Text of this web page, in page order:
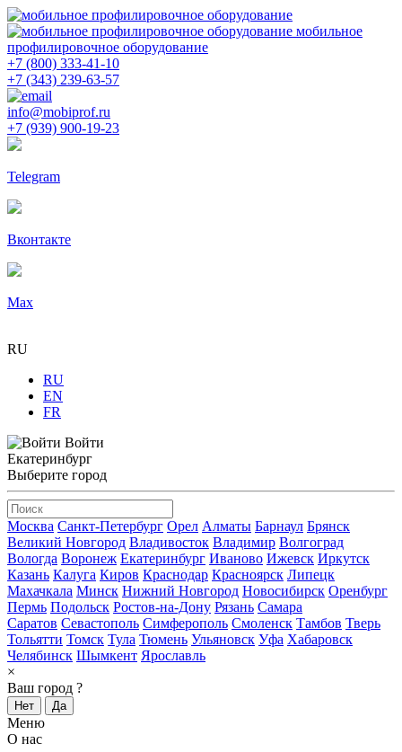
мобильное
профилировочное оборудование
+7 (800) 333-41-10
+7 (343) 239-63-57
info@mobiprof.ru
+7 (939) 900-19-23
Telegram
Вконтакте
Max
RU
RU
EN
FR
Войти
Екатеринбург
Выберите город
Москва Санкт-Петербург Орел Алматы Барнаул Брянск
Великий Новгород Владивосток Владимир Волгоград
Вологда Воронеж Екатеринбург Иваново Ижевск Иркутск
Казань Калуга Киров Краснодар Красноярск Липецк
Махачкала Минск Нижний Новгород Новосибирск Оренбург
Пермь Подольск Ростов-на-Дону Рязань Самара
Саратов Севастополь Симферополь Смоленск Тамбов Тверь
Тольятти Томск Тула Тюмень Ульяновск Уфа Хабаровск
Челябинск Шымкент Ярославль
×
Ваш город ?
Нет Да
Меню
О нас